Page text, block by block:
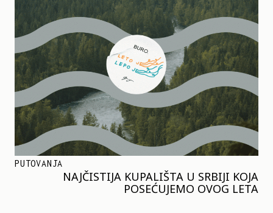
PUTOVANJA
NAJČISTIJA KUPALIŠTA U SRBIJI KOJA
POSEĆUJEMO OVOG LETA